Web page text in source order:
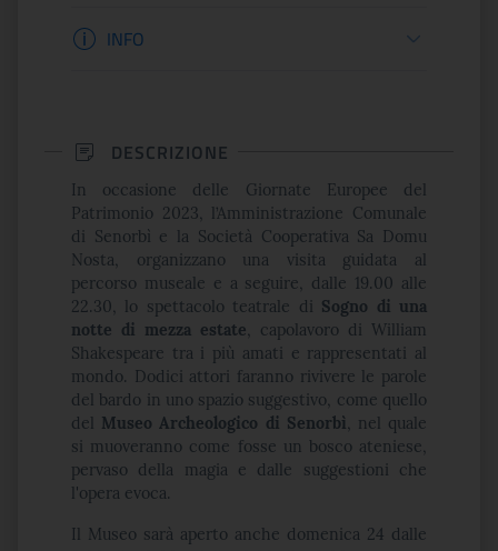
Informazioni apertura
INFO
DESCRIZIONE
In occasione delle Giornate Europee del
Patrimonio 2023, l’Amministrazione Comunale
di Senorbì e la Società Cooperativa Sa Domu
Nosta, organizzano una visita guidata al
percorso museale e a seguire, dalle 19.00 alle
22.30, lo spettacolo teatrale di Sogno di una
notte di mezza estate, capolavoro di William
Shakespeare tra i più amati e rappresentati al
mondo. Dodici attori faranno rivivere le parole
del bardo in uno spazio suggestivo, come quello
del Museo Archeologico di Senorbì, nel quale
si muoveranno come fosse un bosco ateniese,
pervaso della magia e dalle suggestioni che
l'opera evoca.
Il Museo sarà aperto anche domenica 24 dalle